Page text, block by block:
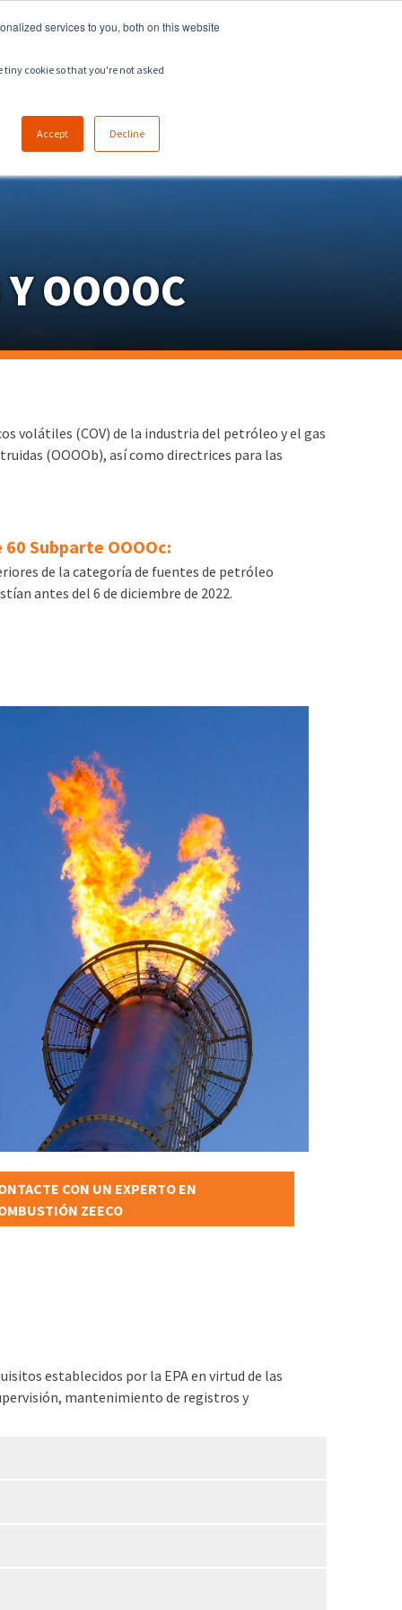
services to you, both on this website
cookie so that you're not asked
Accept Decline
CARRERA
OOOOC
volátiles (COV) de la industria del petróleo y el gas
(OOOOb), así como directrices para las
60 Subparte OOOOc:
de la categoría de fuentes de petróleo
antes del 6 de diciembre de 2022.
CON UN EXPERTO EN
ZEECO
establecidos por la EPA en virtud de las
mantenimiento de registros y